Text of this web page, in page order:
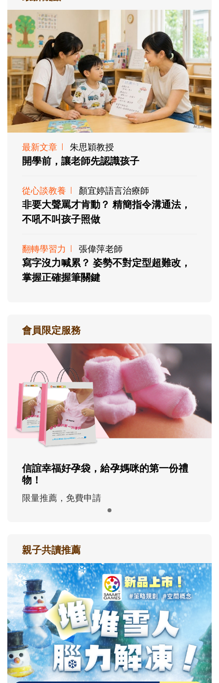
最新文章 朱思穎教授
開學前，讓老師先認識孩子
從心談教養 顏宜婷語言治療師
非要大聲罵才肯動？ 精簡指令溝通法，
不吼不叫孩子照做
翻轉學習力 張偉萍老師
寫字沒力喊累？ 姿勢不對定型超難改，
掌握正確握筆關鍵
會員限定服務
信誼幸福好孕袋，給孕媽咪的第一份禮
物！
限量推薦，免費申請
親子共讀推薦
最新活動